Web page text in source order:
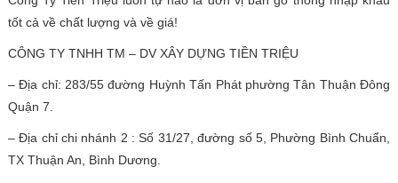
tốt cả về chất lượng và về giá!
CÔNG TY TNHH TM – DV XÂY DỰNG TIỀN TRIỆU
– Địa chỉ: 283/55 đường Huỳnh Tấn Phát phường Tân Thuận Đông
Quận 7.
– Địa chỉ chi nhánh 2 : Số 31/27, đường số 5, Phường Bình Chuẩn,
TX Thuận An, Bình Dương.